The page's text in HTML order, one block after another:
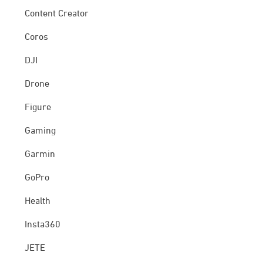
Content Creator
Coros
DJI
Drone
Figure
Gaming
Garmin
GoPro
Health
Insta360
JETE